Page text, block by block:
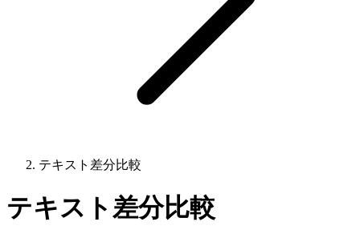
テキスト差分比較
テキスト差分比較